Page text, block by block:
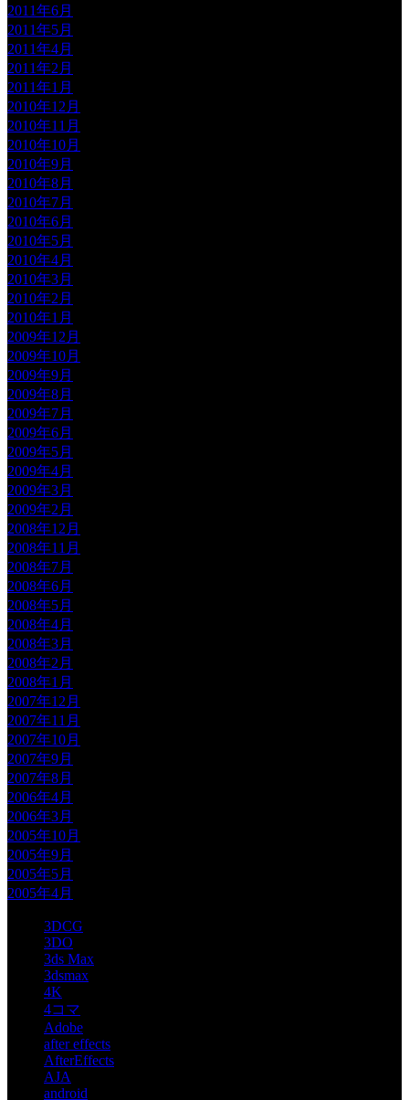
2011年6月
2011年5月
2011年4月
2011年2月
2011年1月
2010年12月
2010年11月
2010年10月
2010年9月
2010年8月
2010年7月
2010年6月
2010年5月
2010年4月
2010年3月
2010年2月
2010年1月
2009年12月
2009年10月
2009年9月
2009年8月
2009年7月
2009年6月
2009年5月
2009年4月
2009年3月
2009年2月
2008年12月
2008年11月
2008年7月
2008年6月
2008年5月
2008年4月
2008年3月
2008年2月
2008年1月
2007年12月
2007年11月
2007年10月
2007年9月
2007年8月
2006年4月
2006年3月
2005年10月
2005年9月
2005年5月
2005年4月
3DCG
3DO
3ds Max
3dsmax
4K
4コマ
Adobe
after effects
AfterEffects
AJA
android